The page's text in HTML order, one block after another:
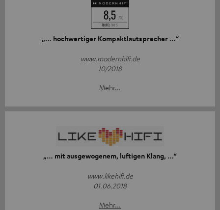
„… hochwertiger Kompaktlautsprecher …“
www.modernhifi.de
10/2018
Mehr...
„… mit ausgewogenem, luftigen Klang, …“
www.likehifi.de
01.06.2018
Mehr...